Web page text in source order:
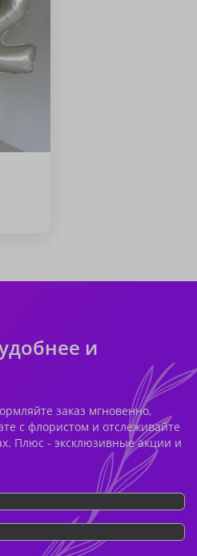
и
заказ мгновенно,
с флористом и отслеживайте
Плюс - эксклюзивные акции и